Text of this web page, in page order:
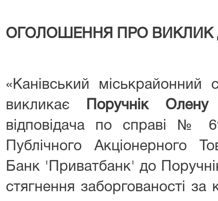
ОГОЛОШЕННЯ ПРО ВИКЛИК
«Канівський міськрайонний
викликає
Поручнік Олену
відповідача по справі №
Публічного Акціонерного
Банк 'Приватбанк' до
стягнення заборгованості